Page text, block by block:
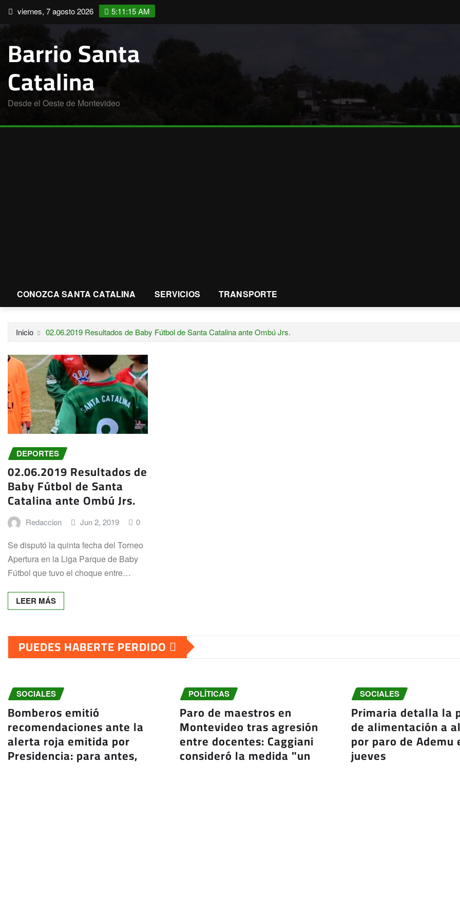
Saltar viernes, 7 agosto 2026 5:11:16 AM
Barrio Santa
Catalina
Desde el Oeste de Montevideo
CONOZCA SANTA CATALINA SERVICIOS TRANSPORTE
Inicio 02.06.2019 Resultados de Baby Fútbol de Santa Catalina ante Ombú Jrs.
DEPORTES
02.06.2019 Resultados de
Baby Fútbol de Santa
Catalina ante Ombú Jrs.
Redaccion Jun 2, 2019 0
Se disputó la quinta fecha del Torneo
Apertura en la Liga Parque de Baby
Fútbol que tuvo el choque entre…
LEER MÁS
PUEDES HABERTE PERDIDO
SOCIALES
Bomberos emitió
recomendaciones ante la
alerta roja emitida por
Presidencia: para antes,
durante y después del ciclón
POLÍTICAS
Paro de maestros en
Montevideo tras agresión
entre docentes: Caggiani
consideró la medida "un
SOCIALES
Primaria detalla la
de alimentación a
por paro de Ademu
jueves